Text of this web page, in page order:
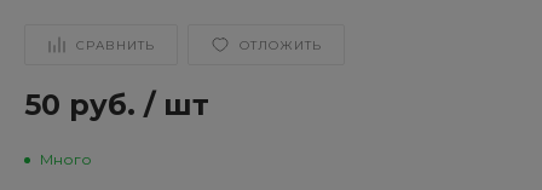
СРАВНИТЬ ОТЛОЖИТЬ
50 руб. / шт
Много